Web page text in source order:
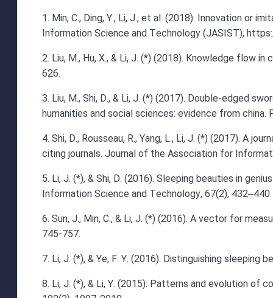
1. Min, C., Ding, Y., Li, J., et al. (2018). Innovation or
Information Science and Technology (JASIST),
2. Liu, M., Hu, X., & Li, J. (*) (2018). Knowledge flow
626.
3. Liu, M., Shi, D., & Li, J. (*) (2017). Double-edged
humanities and social sciences: evidence from china.
4. Shi, D., Rousseau, R., Yang, L., Li, J. (*) (2017). A
citing journals. Journal of the Association for
5. Li, J. (*), & Shi, D. (2016). Sleeping beauties in
Information Science and Technology, 67(2), 432–440.
6. Sun, J., Min, C., & Li, J. (*) (2016). A vector for
745-757.
7. Li, J. (*), & Ye, F. Y. (2016). Distinguishing
8. Li, J. (*), & Li, Y. (2015). Patterns and evolution of